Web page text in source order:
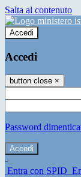
Salta al contenuto
Accedi
Accedi
button close ×
Password
-
Entra con SPID